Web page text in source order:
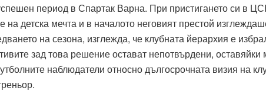
период в Спартак Варна. При пристигането си в
детска мечта и в началото неговият престой
на сезона, изглежда, че клубната йерархия е
зад това решение остават непотвърдени, оставяйки
наблюдатели относно дългосрочната визия на